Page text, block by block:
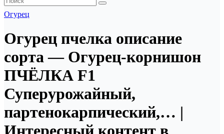
Огурец
Огурец пчелка описание
сорта — Огурец-корнишон
ПЧЁЛКА F1
Суперурожайный,
партенокарпический,… |